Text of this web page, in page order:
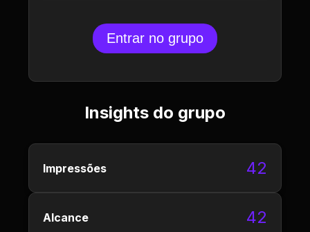
Entrar no grupo
Insights do grupo
Impressões 42
Alcance 42